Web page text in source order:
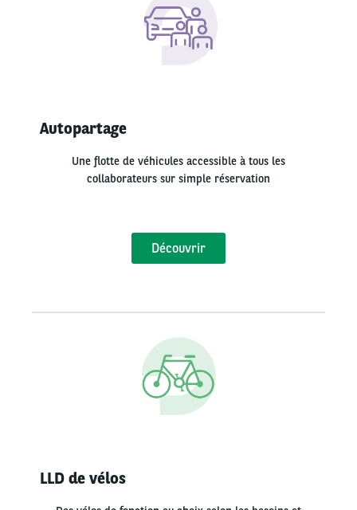
Autopartage
Une flotte de véhicules accessible à tous les
collaborateurs sur simple réservation
Découvrir
LLD de vélos